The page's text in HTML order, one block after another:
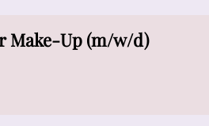
Make-Up (m/w/d)